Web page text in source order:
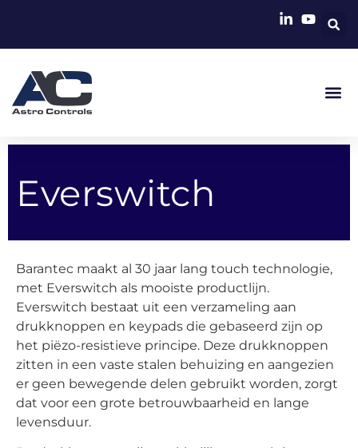
Everswitch
Barantec maakt al 30 jaar lang touch technologie,
met Everswitch als mooiste productlijn.
Everswitch bestaat uit een verzameling aan
drukknoppen en keypads die gebaseerd zijn op
het piëzo-resistieve principe. Deze drukknoppen
zitten in een vaste stalen behuizing en aangezien
er geen bewegende delen gebruikt worden, zorgt
dat voor een grote betrouwbaarheid en lange
levensduur.